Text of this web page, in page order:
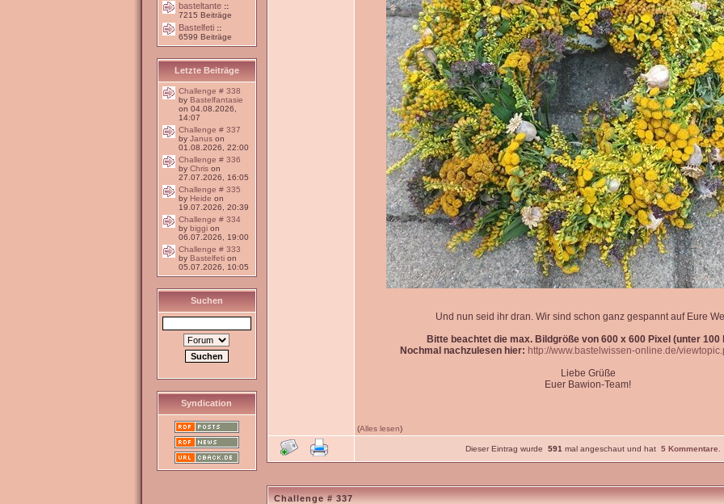
basteltante ::
7215 Beiträge
Bastelfeti ::
6599 Beiträge
Letzte Beiträge
Challenge # 338
by Bastelfantasie
on 04.08.2026,
14:07
Challenge # 337
by Januson
01.08.2026, 22:00
Challenge # 336
by Chrison
27.07.2026, 16:05
Challenge # 335
by Heide on
19.07.2026, 20:39
Challenge # 334
by biggion
06.07.2026, 19:00
Challenge # 333
by Bastelfetion
05.07.2026, 10:05
Suchen
Syndication
Und nun seid ihr dran. Wir sind schon ganz gespannt auf Eure
Bitte beachtet die max. Bildgröße von 600 x 600 Pixel (unter 100
Nochmal nachzulesen hier: http://www.bastelwissen-online.de/
Liebe Grüße
Euer Bawion-Team!
(Alles lesen)
Dieser Eintrag wurde 591 mal angeschaut und hat 5 Kommentare
Challenge # 337